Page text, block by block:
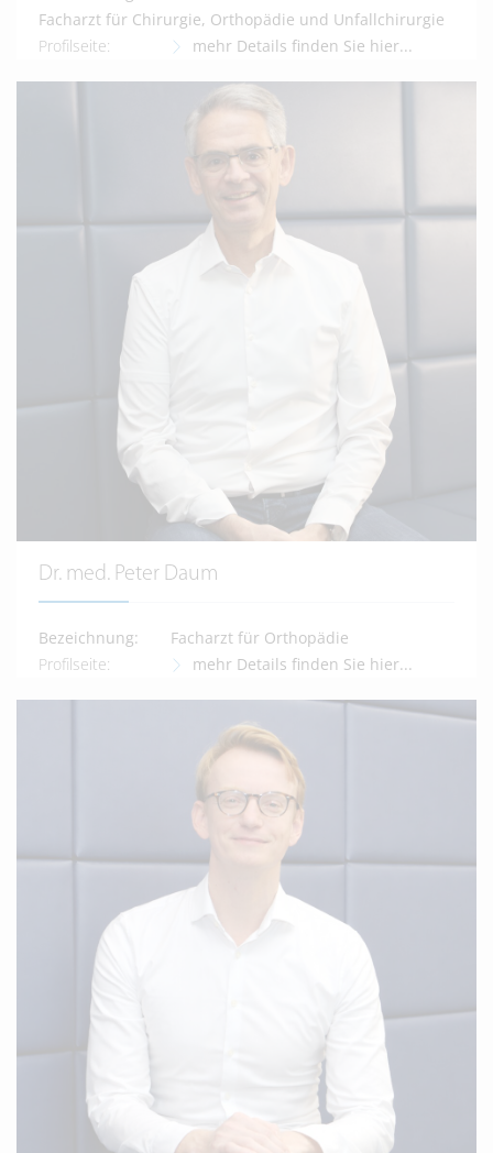
Facharzt für Chirurgie, Orthopädie und Unfallchirurgie
Profilseite:
mehr Details finden Sie hier...
Dr. med. Peter Daum
Bezeichnung:
Facharzt für Orthopädie
Profilseite:
mehr Details finden Sie hier...